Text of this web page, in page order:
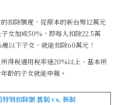
扣除額度，從原本的新台幣12萬元
女加成50%，即每人扣除22.5萬
以下子女，就能扣除60萬元！
得稅適用稅率達20%以上、基本所
齡的子女就能申報。
特別扣除額 舊制 vs. 新制